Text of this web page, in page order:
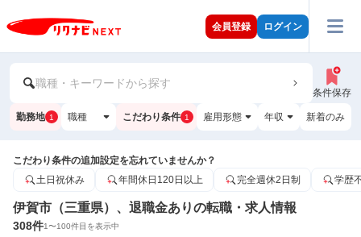
会員登録 ログイン
職種・キーワードから探す
条件保存
勤務地 1 職種 こだわり条件 1 雇用形態 年収 新着のみ
こだわり条件の追加設定を忘れていませんか？
土日祝休み
年間休日120日以上 完全週休2日制 学歴
伊賀市（三重県）、退職金ありの転職・求人情報
308件1〜100件目を表示中